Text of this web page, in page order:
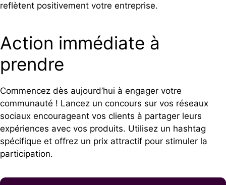
reflètent positivement votre entreprise.
Action immédiate à
prendre
Commencez dès aujourd’hui à engager votre
communauté ! Lancez un concours sur vos réseaux
sociaux encourageant vos clients à partager leurs
expériences avec vos produits. Utilisez un hashtag
spécifique et offrez un prix attractif pour stimuler la
participation.